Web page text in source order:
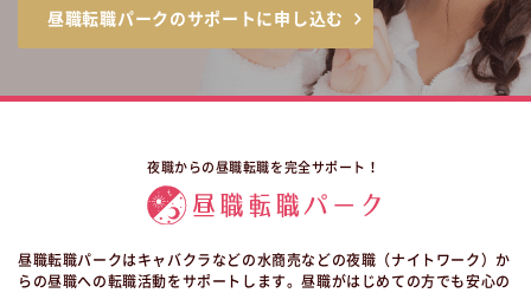
昼職転職パークのサポートに申し込む
夜職からの昼職転職を完全サポート！
昼職転職パークはキャバクラなどの水商売などの夜職（ナイトワーク）か
らの昼職への転職活動をサポートします。昼職がはじめての方でも安心の